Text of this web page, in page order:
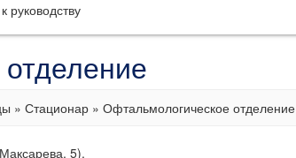
» Стационар » Офтальмологическое отделение
5).